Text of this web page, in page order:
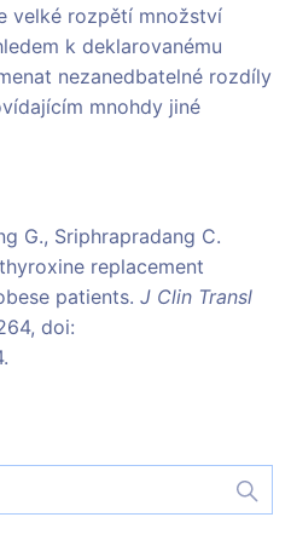
velké rozpětí množství
k deklarovanému
nezanedbatelné rozdíly
mnohdy jiné
G., Sriphrapradang C.
replacement
patients. J Clin Transl
doi: